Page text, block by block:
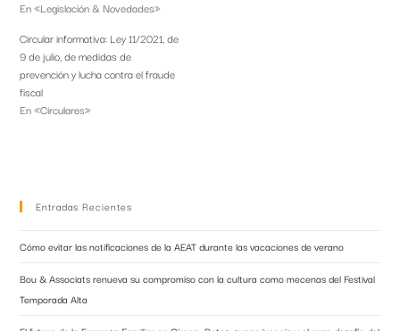
En «Legislación & Novedades»
Circular informativa: Ley 11/2021, de
9 de julio, de medidas de
prevención y lucha contra el fraude
fiscal
En «Circulares»
Entradas Recientes
Cómo evitar las notificaciones de la AEAT durante las vacaciones de verano
Bou & Associats renueva su compromiso con la cultura como mecenas del Festival
Temporada Alta